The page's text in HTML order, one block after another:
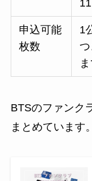
申込可能
枚数
1
BTSのファンク
まとめています。